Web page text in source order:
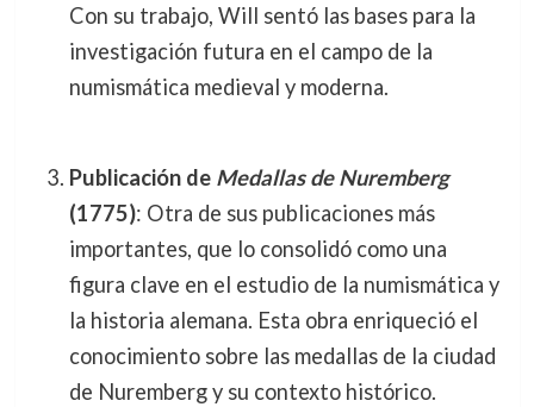
Con su trabajo, Will sentó las bases para la
investigación futura en el campo de la
numismática medieval y moderna.
Publicación de Medallas de Nuremberg
(1775): Otra de sus publicaciones más
importantes, que lo consolidó como una
figura clave en el estudio de la numismática y
la historia alemana. Esta obra enriqueció el
conocimiento sobre las medallas de la ciudad
de Nuremberg y su contexto histórico.